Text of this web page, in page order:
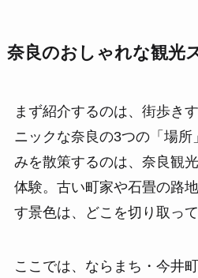
奈良のおしゃれな観光
まず紹介するのは、街歩き
ニックな奈良の3つの「場
みを散策するのは、奈良観
体験。古い町家や石畳の路
す景色は、どこを切り取っ
ここでは、ならまち・今井